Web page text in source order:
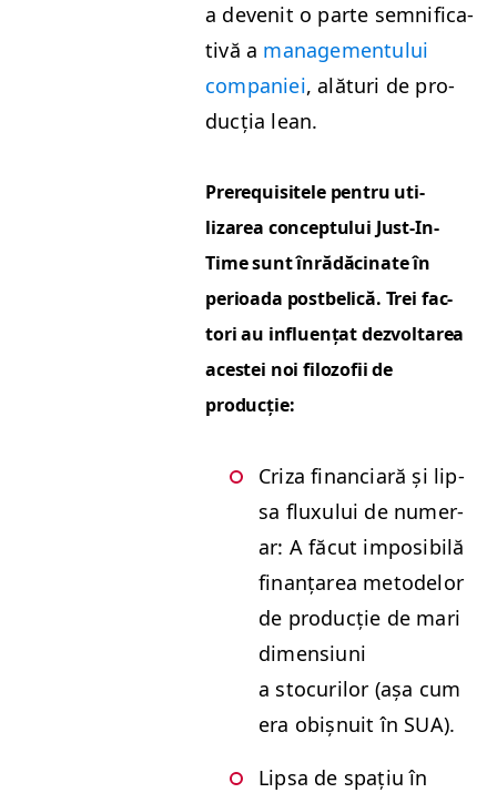
a devenit o parte sem­ni­fica­
tivă a man­age­men­tu­lui
com­paniei, ală­turi de pro­
ducția lean.
Pre­req­ui­sitele pen­tru uti­
lizarea con­cep­tu­lui Just-In-
Time sunt înrădă­ci­nate în
perioa­da post­be­lică. Trei fac­
tori au influ­ențat dez­voltarea
aces­tei noi filo­zofii de
producție:
Criza finan­cia­ră și lip­
sa flux­u­lui de numer­
ar: A făcut imposi­bilă
finanțarea metode­lor
de pro­ducție de mari
dimen­si­u­ni
a stocurilor (așa cum
era obiș­nu­it în SUA).
Lip­sa de spațiu în